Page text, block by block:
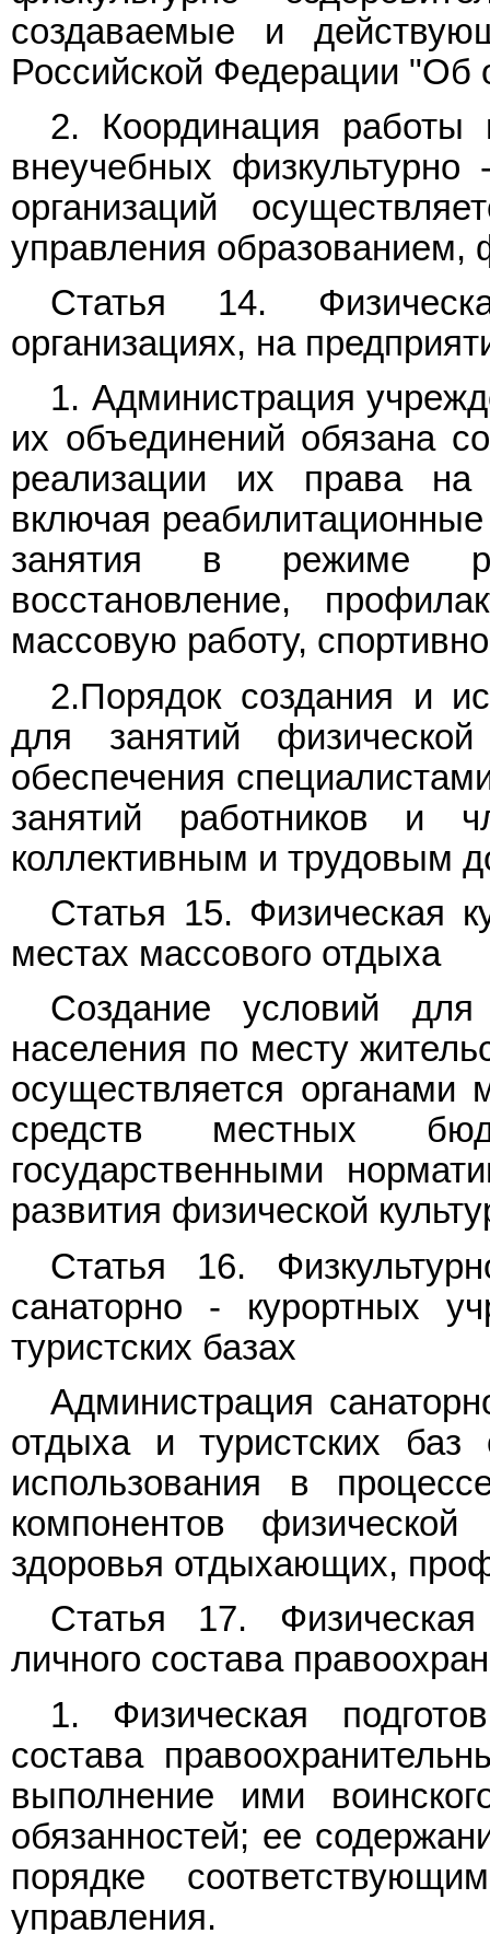
создаваемые и
Российской Федерации "Об
2. Координация работы
внеучебных
организаций
управления образованием,
Статья 14.
организациях, на
1. Администрация
их объединений обязана
реализации их права на
включая
занятия в режиме
восстановление,
массовую работу,
2.Порядок создания и
для занятий
обеспечения
занятий работников и
коллективным и трудовым
Статья 15. Физическая
местах массового отдыха
Создание условий для
населения по месту
осуществляется органами
средств местных
государственными
развития физической
Статья 16.
санаторно - курортных
туристских базах
Администрация
отдыха и туристских баз
использования в
компонентов
здоровья отдыхающих,
Статья 17.
личного состава
1. Физическая
состава
выполнение ими
обязанностей; ее
порядке
управления.